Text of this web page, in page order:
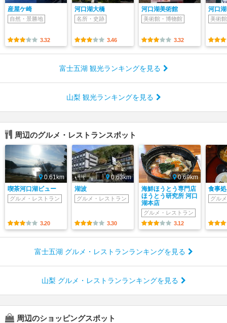
産屋ケ崎
自然・景勝地
3.32
河口湖大橋
名所・史跡
3.46
河口湖美術館
美術館・博物館
3.32
河口
美術
富士五湖 観光ランキングを見る
山梨 観光ランキングを見る
周辺のグルメ・レストランスポット
0.61km
喫茶河口湖ビュー
グルメ・レストラン
3.20
0.63km
湖波
グルメ・レストラン
3.30
0.69km
海鮮ほうとう専門店
ほうとう研究所 河口
湖本店
グルメ・レストラン
3.12
食事
グル
富士五湖 グルメ・レストランランキングを見る
山梨 グルメ・レストランランキングを見る
周辺のショッピングスポット